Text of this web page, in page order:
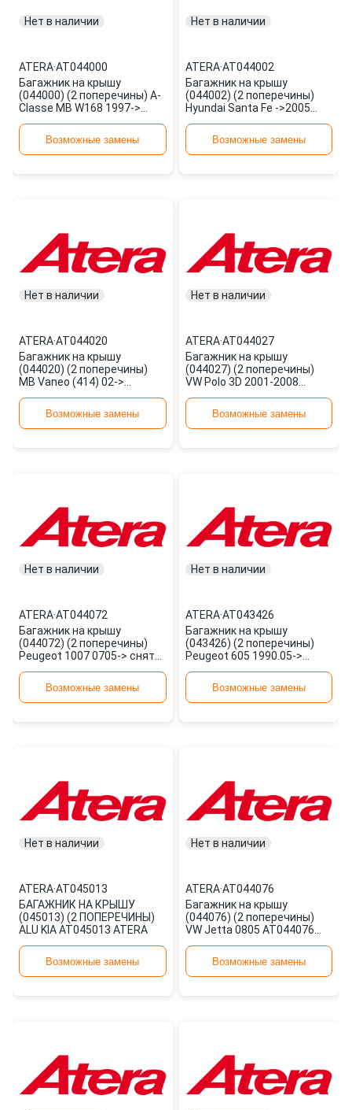
Нет в наличии
ATERA·AT044000
Багажник на крышу
(044000) (2 поперечины) A-
Classe MB W168 1997->
Возможные замены
Нет в наличии
ATERA·AT044002
Багажник на крышу
(044002) (2 поперечины)
Hyundai Santa Fe ->2005
Возможные замены
Нет в наличии
ATERA·AT044020
Багажник на крышу
(044020) (2 поперечины)
MB Vaneo (414) 02->
Возможные замены
Нет в наличии
ATERA·AT044027
Багажник на крышу
(044027) (2 поперечины)
VW Polo 3D 2001-2008
Возможные замены
Нет в наличии
ATERA·AT044072
Багажник на крышу
(044072) (2 поперечины)
Peugeot 1007 0705-> снято
Возможные замены
Нет в наличии
ATERA·AT043426
Багажник на крышу
(043426) (2 поперечины)
Peugeot 605 1990.05->
Возможные замены
Нет в наличии
ATERA·AT045013
БАГАЖНИК НА КРЫШУ
(045013) (2 ПОПЕРЕЧИНЫ)
ALU KIA AT045013 ATERA
Возможные замены
Нет в наличии
ATERA·AT044076
Багажник на крышу
(044076) (2 поперечины)
VW Jetta 0805 AT044076
Возможные замены